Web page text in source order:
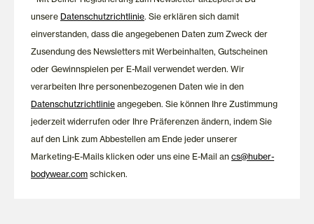
unsere Datenschutzrichtlinie. Sie erklären sich damit
einverstanden, dass die angegebenen Daten zum Zweck der
Zusendung des Newsletters mit Werbeinhalten, Gutscheinen
oder Gewinnspielen per E-Mail verwendet werden. Wir
verarbeiten Ihre personenbezogenen Daten wie in den
Datenschutzrichtlinie angegeben. Sie können Ihre Zustimmung
jederzeit widerrufen oder Ihre Präferenzen ändern, indem Sie
auf den Link zum Abbestellen am Ende jeder unserer
Marketing-E-Mails klicken oder uns eine E-Mail ancs@huber-
bodywear.com schicken.